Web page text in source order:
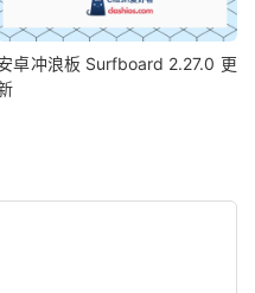
卓冲浪板 Surfboard 2.27.0 更